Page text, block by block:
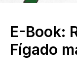
E-Book:
Fígado